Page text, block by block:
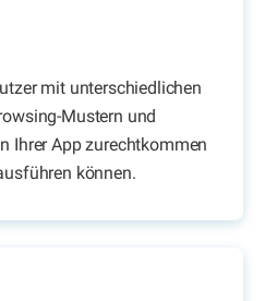
mit unterschiedlichen
Mustern und
Ihrer App zurechtkommen
können.